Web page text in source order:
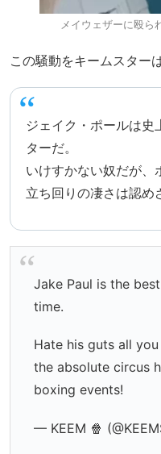
メイウェザーに殴ら
この騒動をキームスター
ジェイク・ポールは史
ターだ。
いけすかない奴だが、
立ち回りの凄さは認め
Jake Paul is the
time.
Hate his guts all
the absolute circus
boxing events!
— KEEM 🍿